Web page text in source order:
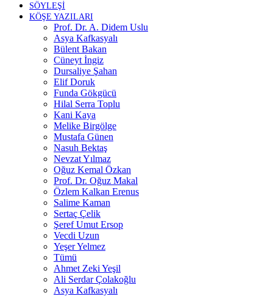
SÖYLEŞİ
KÖŞE YAZILARI
Prof. Dr. A. Didem Uslu
Asya Kafkasyalı
Bülent Bakan
Cüneyt İngiz
Dursaliye Şahan
Elif Doruk
Funda Gökgücü
Hilal Serra Toplu
Kani Kaya
Melike Birgölge
Mustafa Günen
Nasuh Bektaş
Nevzat Yılmaz
Oğuz Kemal Özkan
Prof. Dr. Oğuz Makal
Özlem Kalkan Erenus
Salime Kaman
Sertaç Çelik
Şeref Umut Ersop
Vecdi Uzun
Yeşer Yelmez
Tümü
Ahmet Zeki Yeşil
Ali Serdar Çolakoğlu
Asya Kafkasyalı